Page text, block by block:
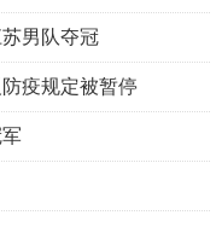
男队夺冠
疫规定被暂停